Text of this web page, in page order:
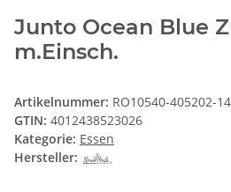
Junto Ocean Blue
m.Einsch.
Artikelnummer: RO10540-405202-
GTIN: 4012438523026
Kategorie: Essen
Hersteller: